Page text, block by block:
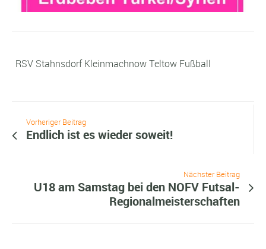
RSV Stahnsdorf Kleinmachnow Teltow Fußball
Vorheriger Beitrag
Endlich ist es wieder soweit!
Nächster Beitrag
U18 am Samstag bei den NOFV Futsal-
Regionalmeisterschaften